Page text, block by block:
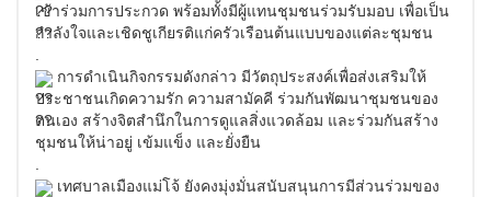
เข้าร่วมการประกวด พร้อมทั้งมีผู้แทนชุมชนร่วมรับมอบ เพื่อเป็น
กำลังใจและเชิดชูเกียรติแก่ครัวเรือนต้นแบบของแต่ละชุมชน
.
การดำเนินกิจกรรมดังกล่าว มีวัตถุประสงค์เพื่อส่งเสริมให้
ประชาชนเกิดความรัก ความสามัคคี ร่วมกันพัฒนาชุมชนของ
ตนเอง สร้างจิตสำนึกในการดูแลสิ่งแวดล้อม และร่วมกันสร้าง
ชุมชนให้น่าอยู่ เข้มแข็ง และยั่งยืน
.
เทศบาลเมืองแม่โจ้ ยังคงมุ่งมั่นสนับสนุนการมีส่วนร่วมของ